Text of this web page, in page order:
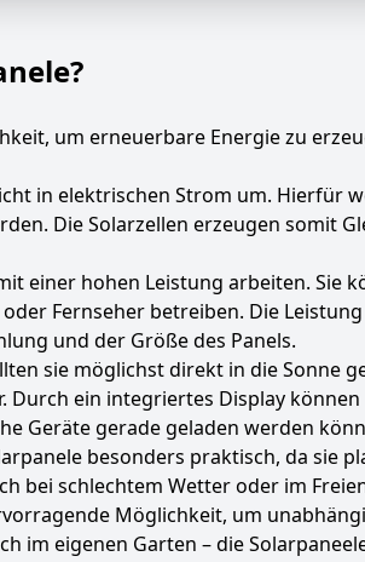
um erneuerbare Energie zu
in elektrischen Strom um. Hierfür
Die Solarzellen erzeugen somit
einer hohen Leistung arbeiten. Sie
Fernseher betreiben. Die
und der Größe des Panels.
sie möglichst direkt in die Sonne
ein integriertes Display
Geräte gerade geladen werden
besonders praktisch, da sie
bei schlechtem Wetter oder im
Möglichkeit, um
im eigenen Garten – die